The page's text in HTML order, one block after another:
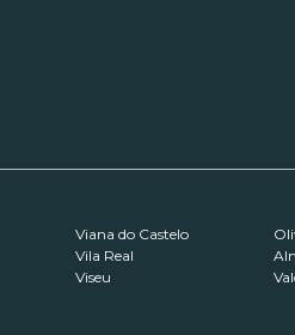
Viana do Castelo
Vila Real
Viseu